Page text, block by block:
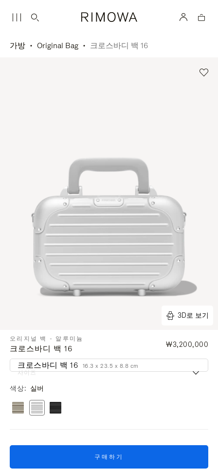
가방 Original Bag 크로스바디 백 16
3D로 보기
오리지널 백 - 알루미늄
크로스바디 백 16 ₩3,200,000
사이즈
크로스바디 백 16 16.3 x 23.5 x 8.8 cm
색상 실버
구매하기